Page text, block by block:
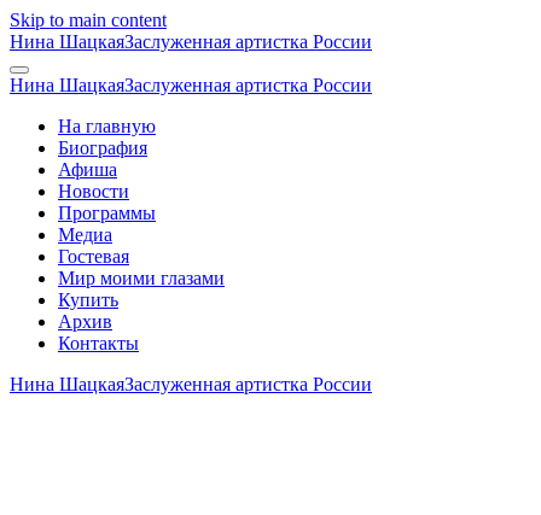
Skip to main content
Нина ШацкаяЗаслуженная артистка России
Нина ШацкаяЗаслуженная артистка России
На главную
Биография
Афиша
Новости
Программы
Медиа
Гостевая
Мир моими глазами
Купить
Архив
Контакты
Нина ШацкаяЗаслуженная артистка России